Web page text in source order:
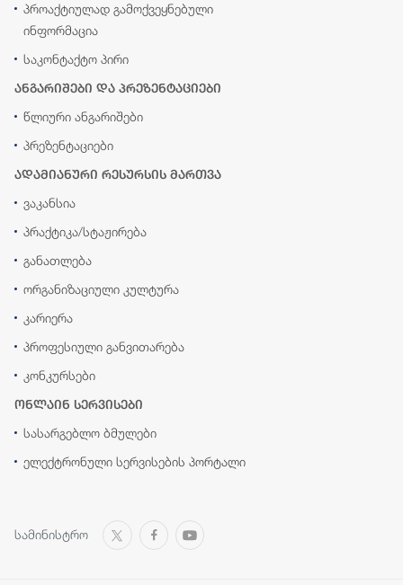
პროაქტიულად გამოქვეყნებული
ინფორმაცია
საკონტაქტო პირი
ანგარიშები და პრეზენტაციები
წლიური ანგარიშები
პრეზენტაციები
ადამიანური რესურსის მართვა
ვაკანსია
პრაქტიკა/სტაჟირება
განათლება
ორგანიზაციული კულტურა
კარიერა
პროფესიული განვითარება
კონკურსები
ონლაინ სერვისები
სასარგებლო ბმულები
ელექტრონული სერვისების პორტალი
სამინისტრო